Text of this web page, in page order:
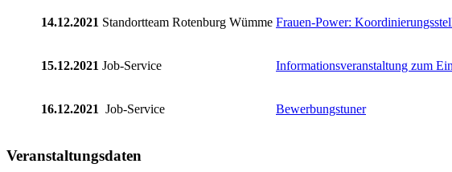
14.12.2021 Standortteam Rotenburg Wümme Frauen-Power:
15.12.2021 Job-Service Informationsveranstaltung zum
16.12.2021 Job-Service Bewerbungstuner
Veranstaltungsdaten